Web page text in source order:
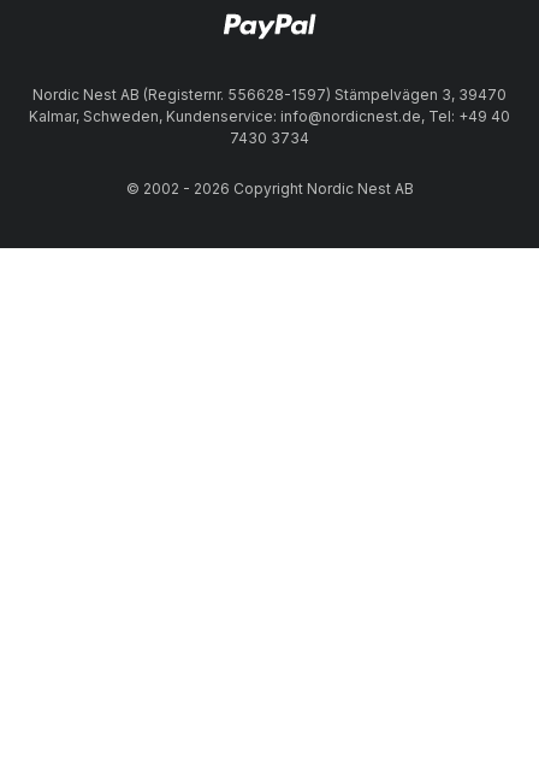
Nordic Nest AB (Registernr. 556628-1597) Stämpelvägen 3, 39470
Kalmar, Schweden, Kundenservice: info@nordicnest.de, Tel: +49 40
7430 3734
© 2002 - 2026 Copyright Nordic Nest AB